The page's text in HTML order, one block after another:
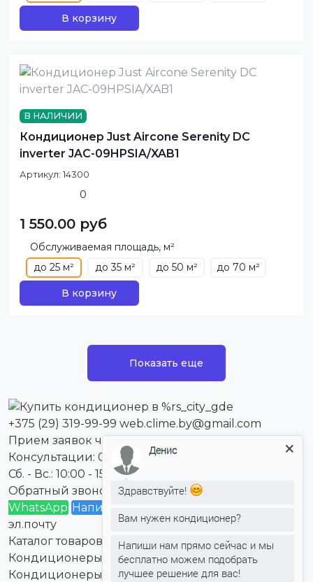
В корзину
В НАЛИЧИИ
Кондиционер Just Aircone Serenity DC
inverter JAC-09HPSIA/XAB1
Артикул: 14300
0
1 550.00 руб
Обслуживаемая площадь, м²
до 25 м²
до 35 м² до 50 м² до 70 м²
В корзину
Показать еще
+375 (29) 319-99-99 web.clime.by@gmail.com
Прием заявок через сайт: круглосуточно
Консультации: 09:00 - 18:00.
Сб. - Вс.: 10:00 - 15:00
Обратный звонок
Написать в Viber
WhatsApp Написать в Telegram
эл.почту
Каталог товаров:
Кондиционеры для квартиры
Кондиционеры для дома
Денис
Здравствуйте!
Вам нужен кондиционер?
Напиши нам прямо сейчас и мы
бесплатно можем подобрать
лучшее решение для вас!